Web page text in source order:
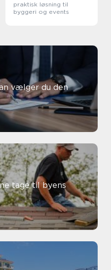
praktisk løsning til
byggeri og events